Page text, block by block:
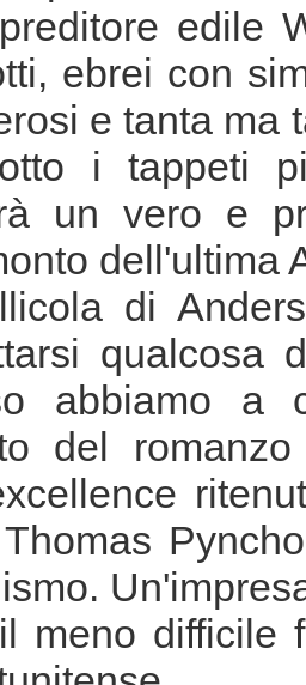
edile
ebrei con
e tanta ma
i tappeti
un vero e
dell'ultima
di
qualcosa
abbiamo a
del
meno difficile